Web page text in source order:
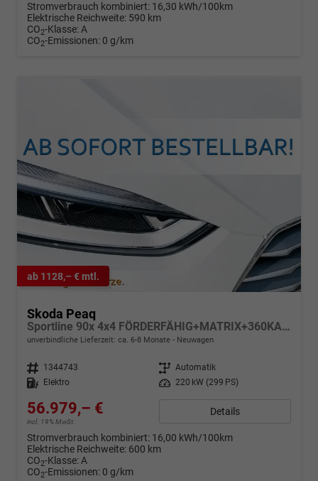
Stromverbrauch kombiniert: 16,30 kWh/100km
Elektrische Reichweite: 590 km
CO2-Klasse:A
CO2-Emissionen: 0 g/km
ab 1128,– € mtl.
Skoda Peaq
Sportline 90x 4x4 FÖRDERFÄHIG+MATRIX+360KAM+NAVI+KESSY+pACC+eHK+20" ALU
unverbindliche Lieferzeit: ca. 6-8 Monate Neuwagen
Fahrzeugnr. 1344743 Getriebe Automatik
Kraftstoff
Elektro Leistung 220 kW (299 PS)
56.979,– €
incl. 19% MwSt.
Details
Stromverbrauch kombiniert: 16,00 kWh/100km
Elektrische Reichweite: 600 km
CO2-Klasse:A
CO2-Emissionen: 0 g/km